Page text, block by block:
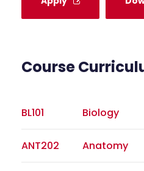
Course
BL101 Biology
ANT202 Anatomy